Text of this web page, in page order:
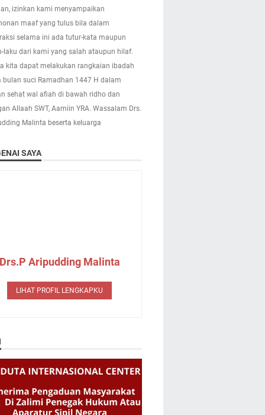
izinkan kami menyampaikan
maaf yang tulus bila dalam
selama ini ada tutur-kata maupun
laku dari kami yang salah ataupun hilaf.
kita dapat melakukan rangkaian ibadah
bulan suci Ramadhan 1447 H dalam
sehat wal afiah di bawah ridho dan
Allaah SWT, Aamiin YRA. Wassalam Drs.
Malinta beserta keluarga
SAYA
Aripudding Malinta
LIHAT PROFIL LENGKAPKU